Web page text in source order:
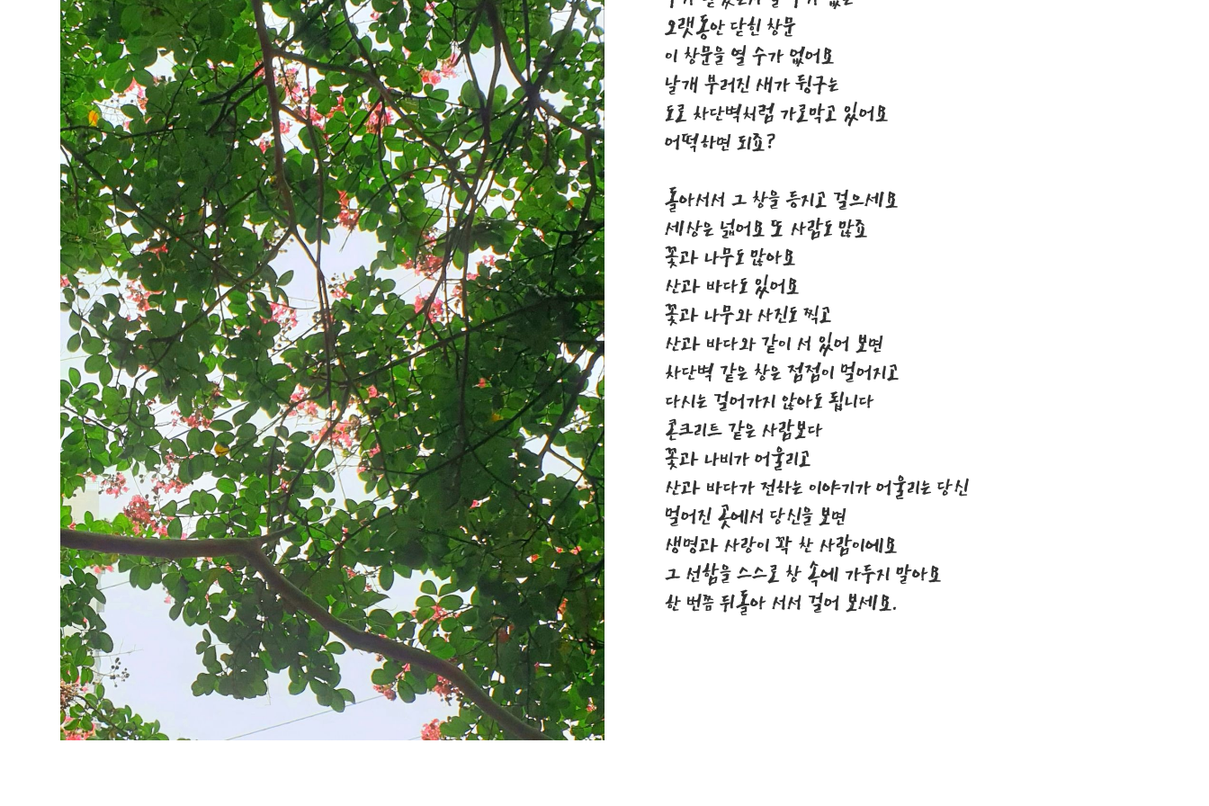
오랫동안 닫힌 창문
이 창문을 열 수가 없어요
날개 부러진 새가 뒹구는
도로 차단벽처럼 가로막고 있어요
어떡하면 되죠?
돌아서서 그 창을 등지고 걸으세요
세상은 넓어요 또 사람도 많죠
꽃과 나무도 많아요
산과 바다도 있어요
꽃과 나무와 사진도 찍고
산과 바다와 같이 서 있어 보면
차단벽 같은 창은 점점이 멀어지고
다시는 걸어가지 않아도 됩니다
콘크리트 같은 사람보다
꽃과 나비가 어울리고
산과 바다가 전하는 이야기가 어울리는 당신
멀어진 곳에서 당신을 보면
생명과 사랑이 꽉 찬 사람이에요
그 선함을 스스로 창 속에 가두지 말아요
한 번쯤 뒤돌아 서서 걸어 보세요.